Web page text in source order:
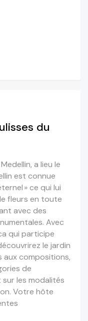
du
edellin, a lieu le
est connue
» ce qui lui
fleurs en toute
avec des
Avec
qui participe
le jardin
aux compositions,
de
les modalités
. Votre hôte